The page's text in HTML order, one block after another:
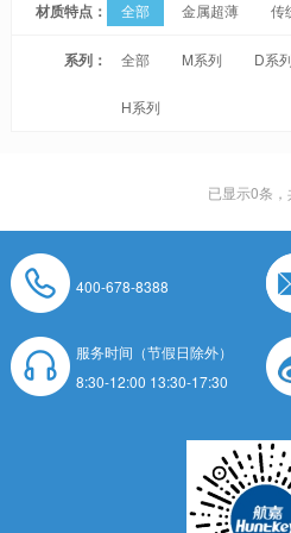
材质特点： 全部 金属超薄 传
系列： 全部 M系列 D系列
H系列
已显示0条，
400-678-8388
服务时间（节假日除外）
8:30-12:00 13:30-17:30